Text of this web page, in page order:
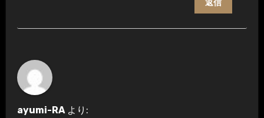
返信
ayumi-RA より: